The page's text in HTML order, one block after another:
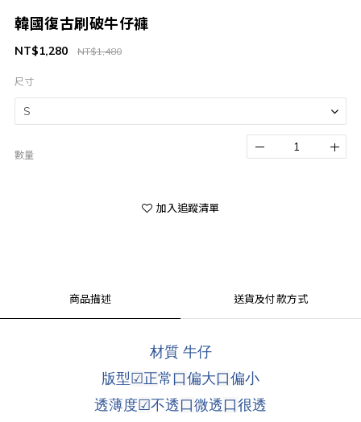
韓國復古刷破牛仔褲
NT$1,480
NT$1,280
尺寸
數量
加入追蹤清單
商品描述 送貨及付款方式
材質 牛仔
版型 ☑正常 口偏大口偏小
透薄度☑不透口微透口很透